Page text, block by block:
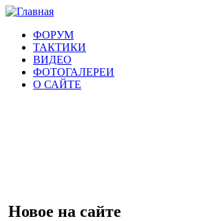
ФОРУМ
ТАКТИКИ
ВИДЕО
ФОТОГАЛЕРЕИ
О САЙТЕ
Новое на сайте